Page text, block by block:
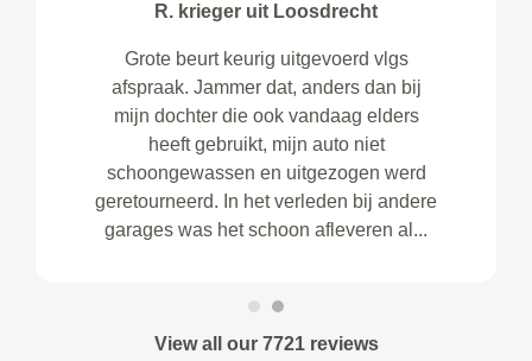
R. krieger uit Loosdrecht
Grote beurt keurig uitgevoerd vlgs
afspraak. Jammer dat, anders dan bij
mijn dochter die ook vandaag elders
heeft gebruikt, mijn auto niet
schoongewassen en uitgezogen werd
geretourneerd. In het verleden bij andere
garages was het schoon afleveren al...
View all our 7721 reviews